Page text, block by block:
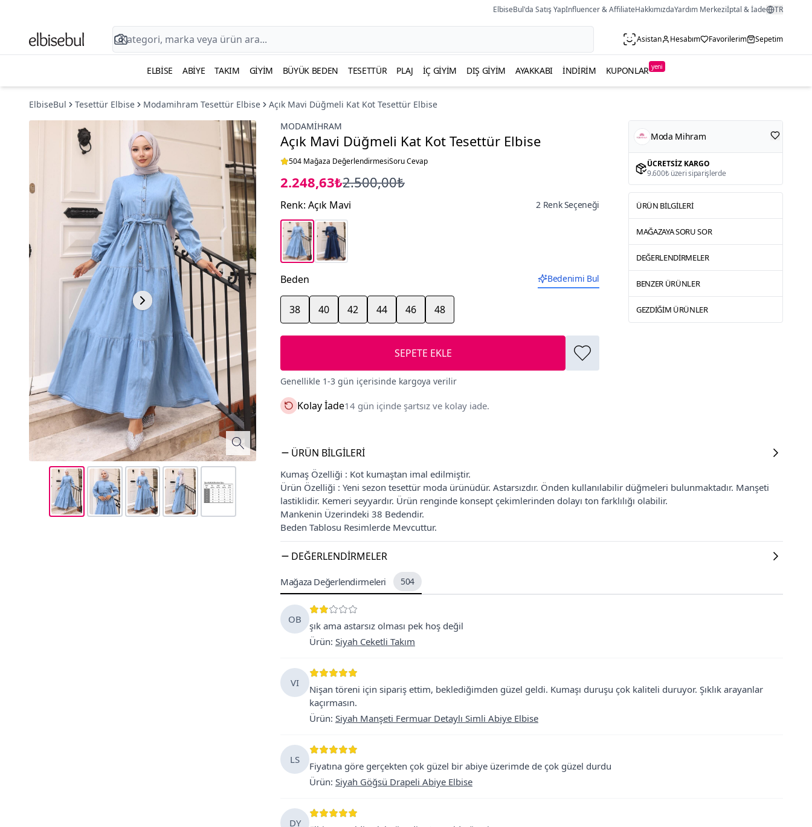
ElbiseBul'da Satış YapInfluencer & AffiliateHakkımızdaYardım Merkeziİptal & İade TR
Asistan Hesabım Favorilerim Sepetim
ELBISE ABIYE TAKIM GIYIM BÜYÜK BEDEN TESETTÜR PLAJ İÇ GIYIM DIŞ GIYIM AYAKKABI İNDIRIM KUPONLAR yeni
ElbiseBul Tesettür Elbise Modamihram Tesettür Elbise
Açık Mavi Düğmeli Kat Kot Tesettür Elbise
MODAMIHRAM
Açık Mavi Düğmeli Kat Kot Tesettür Elbise
504 Mağaza DeğerlendirmesiSoru Cevap
2.248,63₺2.500,00₺
Renk: Açık Mavi 2 Renk Seçeneği
Beden Bedenimi Bul
38 40 42 44 46 48
SEPETE EKLE
Genellikle 1-3 gün içerisinde kargoya verilir
Kolay İade14 gün içinde şartsız ve kolay iade.
Moda Mihram
ÜCRETSIZ KARGO
9.600₺ üzeri siparişlerde
ÜRÜN BILGILERI
MAĞAZAYA SORU SOR
DEĞERLENDIRMELER
BENZER ÜRÜNLER
GEZDIĞIM ÜRÜNLER
ÜRÜN BILGILERI
Kumaş Özelliği : Kot kumaştan imal edilmiştir.
Ürün Özelliği : Yeni sezon tesettür moda ürünüdür. Astarsızdır. Önden kullanılabilir düğmeleri bulunmaktadır. Manşeti
lastiklidir. Kemeri seyyardır. Ürün renginde konsept çekimlerinden dolayı ton farklılığı olabilir.
Mankenin Üzerindeki 38 Bedendir.
Beden Tablosu Resimlerde Mevcuttur.
DEĞERLENDIRMELER
Mağaza Değerlendirmeleri 504
OB
şık ama astarsız olması pek hoş değil
Ürün: Siyah Ceketli Takım
VI
Nişan töreni için sipariş ettim, beklediğimden güzel geldi. Kumaşı duruşu çok kaliteli duruyor. Şıklık arayanlar
kaçırmasın.
Ürün: Siyah Manşeti Fermuar Detaylı Simli Abiye Elbise
LS
Fiyatına göre gerçekten çok güzel bir abiye üzerimde de çok güzel durdu
Ürün: Siyah Göğsü Drapeli Abiye Elbise
DY